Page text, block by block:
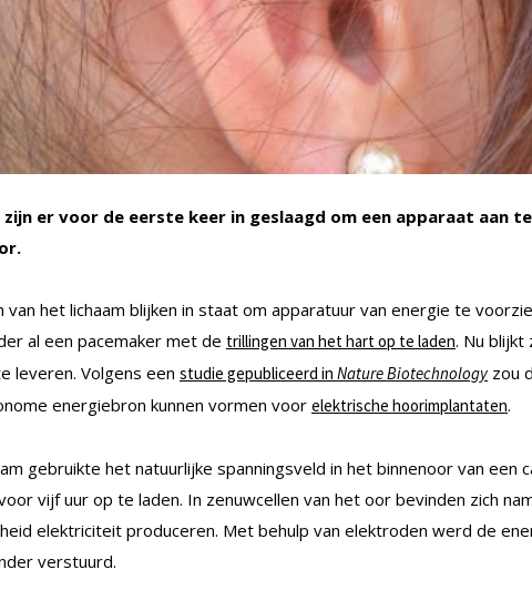
er voor de eerste keer in geslaagd om een apparaat aan
van het lichaam blijken in staat om apparatuur van energie te
al een pacemaker met de trillingen van het hart op te laden. Nu blijkt
leveren. Volgens een studie gepubliceerd in Nature Biotechnology zou
energiebron kunnen vormen voor elektrische hoorimplantaten.
gebruikte het natuurlijke spanningsveld in het binnenoor van een
vijf uur op te laden. In zenuwcellen van het oor bevinden zich
elektriciteit produceren. Met behulp van elektroden werd de
verstuurd.